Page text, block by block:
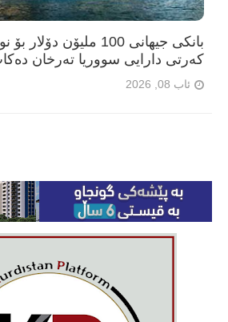
بانکی جیهانی 100 ملیۆن
کەرتی دارایی سووریا تەرخان
ئاب 08, 2026